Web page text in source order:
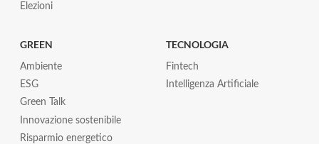
Elezioni
GREEN
Ambiente
ESG
Green Talk
Innovazione sostenibile
Risparmio energetico
TECNOLOGIA
Fintech
Intelligenza Artificiale